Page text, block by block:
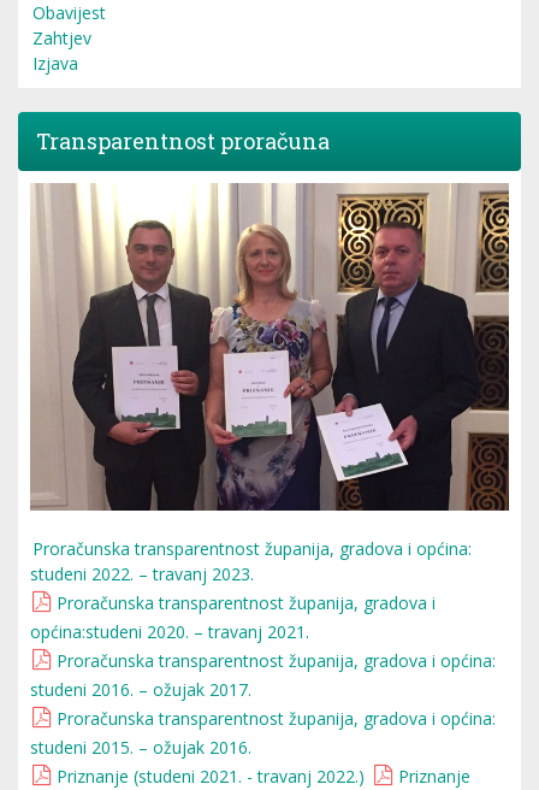
Obavijest
Zahtjev
Izjava
Transparentnost proračuna
Proračunska transparentnost županija, gradova i općina:
studeni 2022. – travanj 2023.
Proračunska transparentnost županija, gradova i
općina:studeni 2020. – travanj 2021.
Proračunska transparentnost županija, gradova i općina:
studeni 2016. – ožujak 2017.
Proračunska transparentnost županija, gradova i općina:
studeni 2015. – ožujak 2016.
Priznanje (studeni 2021. - travanj 2022.)
Priznanje